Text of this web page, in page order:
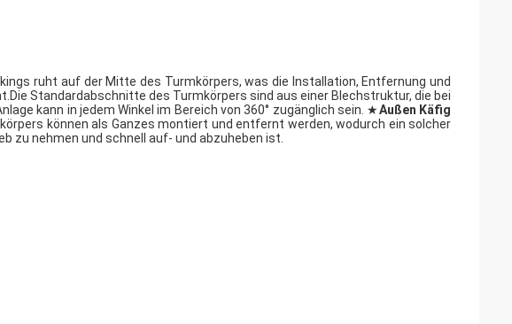
ruht auf der Mitte des Turmkörpers, was die Installation, Entfernung und
Standardabschnitte des Turmkörpers sind aus einer Blechstruktur, die bei
kann in jedem Winkel im Bereich von 360° zugänglich sein. ★Außen Käfig
können als Ganzes montiert und entfernt werden, wodurch ein solcher
zu nehmen und schnell auf- und abzuheben ist.